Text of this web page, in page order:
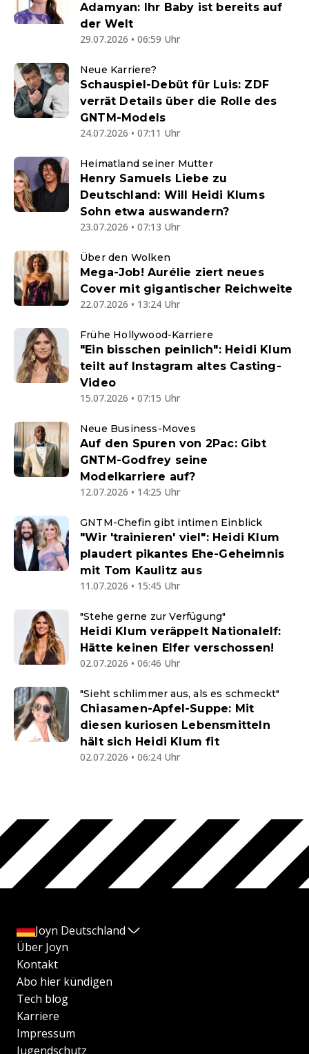
Adamyan: Ihr Baby ist bereits auf
der Welt
29.07.2026 • 06:59 Uhr
Neue Karriere?
Schauspiel-Debüt für Luis: ZDF
verrät Details über die Rolle des
GNTM-Models
24.07.2026 • 07:11 Uhr
Heimatland seiner Mutter
Henry Samuels Liebe zu
Deutschland: Will Heidi Klums
Sohn etwa auswandern?
23.07.2026 • 07:13 Uhr
Über den Wolken
Mega-Job! Aurélie ziert neues
Cover mit gigantischer Reichweite
22.07.2026 • 13:24 Uhr
Frühe Hollywood-Karriere
"Ein bisschen peinlich": Heidi Klum
teilt auf Instagram altes Casting-
Video
15.07.2026 • 07:15 Uhr
Neue Business-Moves
Auf den Spuren von 2Pac: Gibt
GNTM-Godfrey seine
Modelkarriere auf?
12.07.2026 • 14:25 Uhr
GNTM-Chefin gibt intimen Einblick
"Wir 'trainieren' viel": Heidi Klum
plaudert pikantes Ehe-Geheimnis
mit Tom Kaulitz aus
11.07.2026 • 15:45 Uhr
"Stehe gerne zur Verfügung"
Heidi Klum veräppelt Nationalelf:
Hätte keinen Elfer verschossen!
02.07.2026 • 06:46 Uhr
"Sieht schlimmer aus, als es schmeckt"
Chiasamen-Apfel-Suppe: Mit
diesen kuriosen Lebensmitteln
hält sich Heidi Klum fit
02.07.2026 • 06:24 Uhr
Joyn Deutschland
Über Joyn
Kontakt
Abo hier kündigen
Tech blog
Karriere
Impressum
Jugendschutz